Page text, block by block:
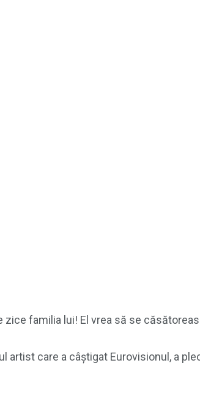
familia lui! El vrea să se
care a câștigat Eurovisionul, a